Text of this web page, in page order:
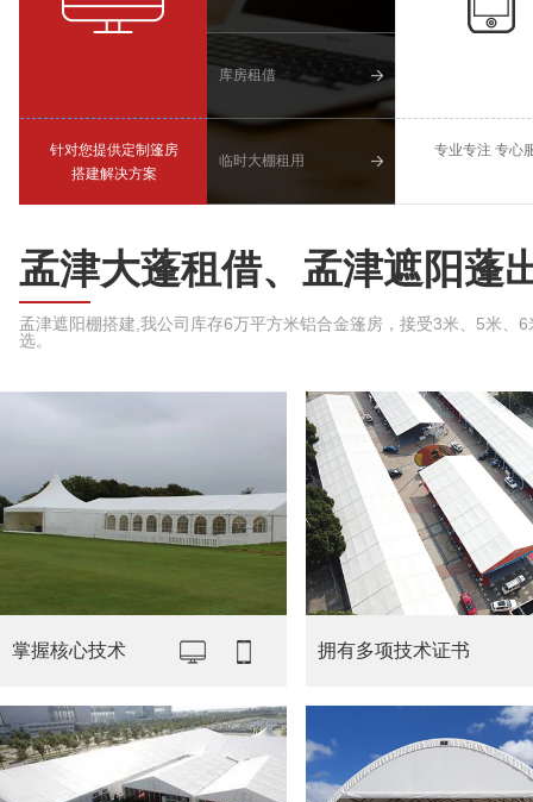
针对您提供定制篷房
搭建解决方案
库房租借
临时大棚租用
专业专注 专心
孟津大蓬租借、孟津遮阳蓬
孟津遮阳棚搭建,我公司库存6万平方米铝合金篷房，接受3米、5米
选。
掌握核心技术 拥有多项技术证书